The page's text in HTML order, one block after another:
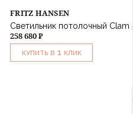
FRITZ HANSEN
Светильник потолочный Clam
258 680 ₽
КУПИТЬ В 1 КЛИК